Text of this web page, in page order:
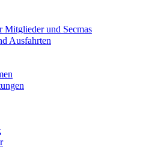
und Secmas
Ausfahrten